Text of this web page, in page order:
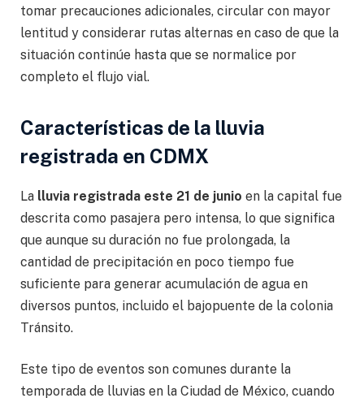
tomar precauciones adicionales, circular con mayor
lentitud y considerar rutas alternas en caso de que la
situación continúe hasta que se normalice por
completo el flujo vial.
Características de la lluvia
registrada en CDMX
La lluvia registrada este 21 de junio en la capital fue
descrita como pasajera pero intensa, lo que significa
que aunque su duración no fue prolongada, la
cantidad de precipitación en poco tiempo fue
suficiente para generar acumulación de agua en
diversos puntos, incluido el bajopuente de la colonia
Tránsito.
Este tipo de eventos son comunes durante la
temporada de lluvias en la Ciudad de México, cuando